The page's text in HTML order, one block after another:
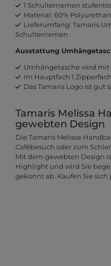
1 Schulterriemen
Material: 60%
Lieferumfang: Tamaris
Schulterriemen
Ausstattung
Umhängetasche wird mit
Im Hauptfach 1 Zipperfach
Das Tamaris Logo ist gut
Tamaris Melissa
gewebten Design
Die Tamaris Melissa
Cafébesuch oder zum
Mit dem gewebten Design
Highlight und wird Sie
gekonnt ab. Kaufen Sie